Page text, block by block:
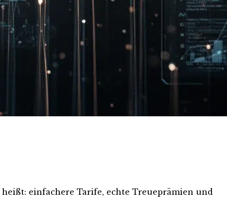
einfachere Tarife, echte Treueprämien und